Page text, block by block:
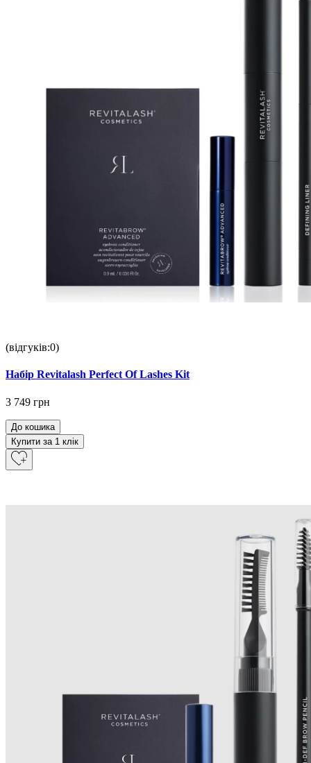
(відгуків:0)
Набір Revitalash Perfect Of Lashes Kit
3 749 грн
До кошика
Купити за 1 клiк